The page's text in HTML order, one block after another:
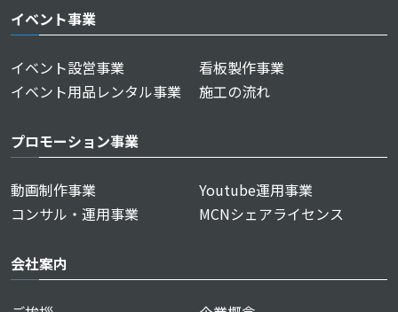
イベント事業
イベント設営事業
看板製作事業
イベント用品レンタル事業
施工の流れ
プロモーション事業
動画制作事業
Youtube運用事業
コンサル・運用事業
MCNシェアライセンス
会社案内